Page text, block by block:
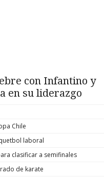
con Infantino y
en su liderazgo
Chile
laboral
clasificar a semifinales
de karate